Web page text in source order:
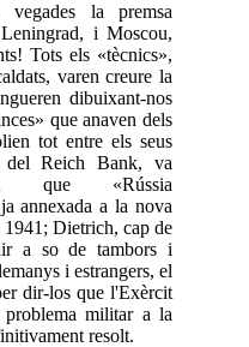
la premsa
i Moscou,
Tots els «tècnics»,
varen creure la
dibuixant-nos
que anaven dels
tot entre els seus
del Reich Bank, va
que «Rússia
annexada a la nova
Dietrich, cap de
a so de tambors i
i estrangers, el
dir-los que l'Exèrcit
militar a la
resolt.